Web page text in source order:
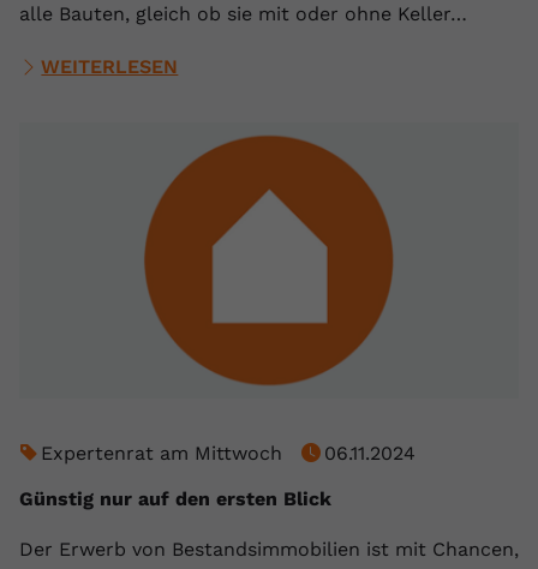
alle Bauten, gleich ob sie mit oder ohne Keller…
WEITERLESEN
Expertenrat am Mittwoch
06.11.2024
Günstig nur auf den ersten Blick
Der Erwerb von Bestandsimmobilien ist mit Chancen,